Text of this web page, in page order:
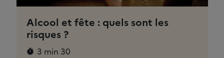
Alcool et fête : quels sont les
risques ?
3 min 30